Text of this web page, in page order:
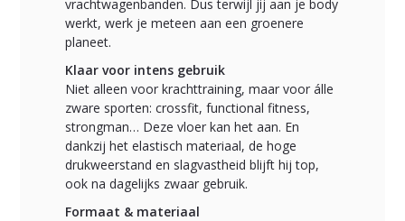
vrachtwagenbanden. Dus terwijl jij aan je body
werkt, werk je meteen aan een groenere
planeet.
Klaar voor intens gebruik
Niet alleen voor krachttraining, maar voor álle
zware sporten: crossfit, functional fitness,
strongman… Deze vloer kan het aan. En
dankzij het elastisch materiaal, de hoge
drukweerstand en slagvastheid blijft hij top,
ook na dagelijks zwaar gebruik.
Formaat & materiaal